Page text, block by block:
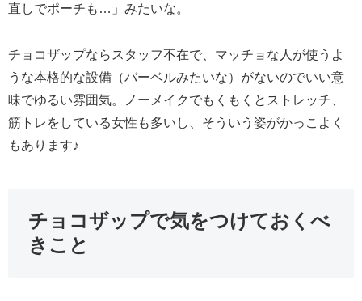
直しでポーチも…」みたいな。
チョコザップならスタッフ不在で、マッチョな人が使うよ
うな本格的な設備（バーベルみたいな）がないのでいい意
味でゆるい雰囲気。ノーメイクでもくもくとストレッチ、
筋トレをしている女性も多いし、そういう姿がかっこよく
もあります♪
チョコザップで気をつけておくべ
きこと